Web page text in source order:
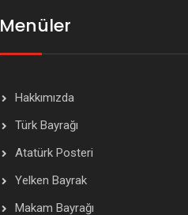
Menüler
Hakkımızda
Türk Bayrağı
Atatürk Posteri
Yelken Bayrak
Makam Bayrağı